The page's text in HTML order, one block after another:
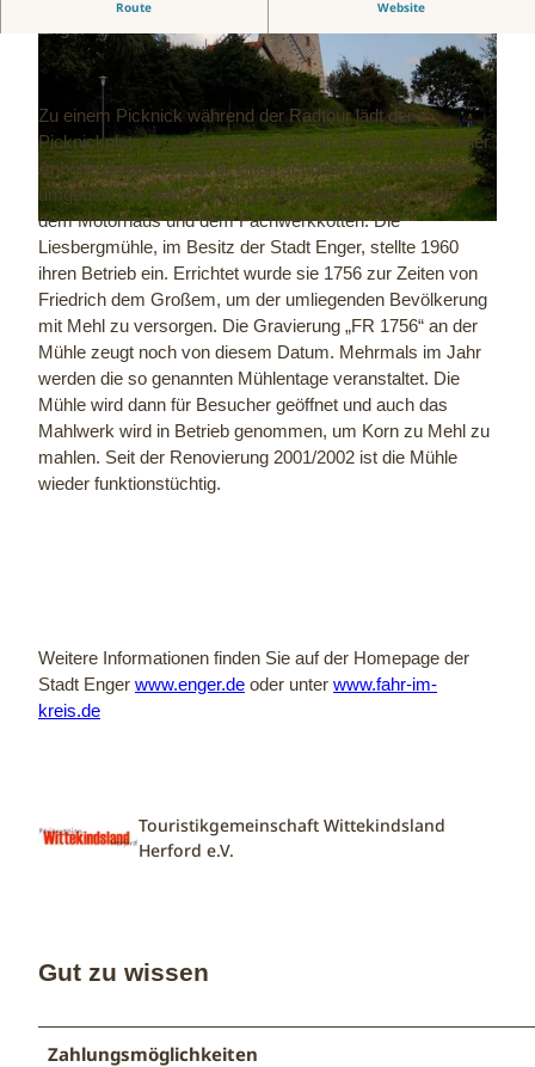
© Biologische Station Ravensberg im Kreis Herford e.V. | CC-BY-SA
Route Website
Zu einem Picknick während der Radtour lädt der
Picknickplatz an der Liesbergmühle in Enger ein. Auf einer
Anhöhe gelegen bietet er einen schönen Aussichtspunkt
umgeben von dem Denkmalensemble der Windmühle,
dem Motorhaus und dem Fachwerkkotten. Die
Liesbergmühle, im Besitz der Stadt Enger, stellte 1960
ihren Betrieb ein. Errichtet wurde sie 1756 zur Zeiten von
Friedrich dem Großem, um der umliegenden Bevölkerung
mit Mehl zu versorgen. Die Gravierung „FR 1756“ an der
Mühle zeugt noch von diesem Datum. Mehrmals im Jahr
werden die so genannten Mühlentage veranstaltet. Die
Mühle wird dann für Besucher geöffnet und auch das
Mahlwerk wird in Betrieb genommen, um Korn zu Mehl zu
mahlen. Seit der Renovierung 2001/2002 ist die Mühle
wieder funktionstüchtig.
Weitere Informationen finden Sie auf der Homepage der
Stadt Enger www.enger.de oder unter www.fahr-im-
kreis.de
Touristikgemeinschaft Wittekindsland
Herford e.V.
Gut zu wissen
Zahlungsmöglichkeiten